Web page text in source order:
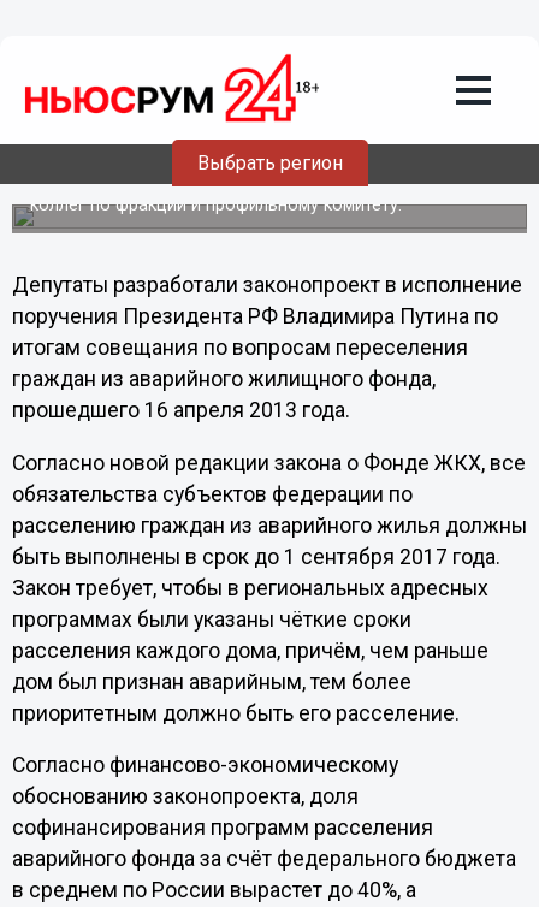
Выбрать регион
Расширяется федеральная поддержка
расселения аварийного фонда
Госдума единогласно приняла в первом чтении
соответствующий закон за авторством депутата от
Нижегородской области Вадима Булавинова и его
коллег по фракции и профильному комитету.
Депутаты разработали законопроект в исполнение
поручения Президента РФ Владимира Путина по
итогам совещания по вопросам переселения
граждан из аварийного жилищного фонда,
прошедшего 16 апреля 2013 года.
Согласно новой редакции закона о Фонде ЖКХ, все
обязательства субъектов федерации по
расселению граждан из аварийного жилья должны
быть выполнены в срок до 1 сентября 2017 года.
Закон требует, чтобы в региональных адресных
программах были указаны чёткие сроки
расселения каждого дома, причём, чем раньше
дом был признан аварийным, тем более
приоритетным должно быть его расселение.
Согласно финансово-экономическому
обоснованию законопроекта, доля
софинансирования программ расселения
аварийного фонда за счёт федерального бюджета
в среднем по России вырастет до 40%, а